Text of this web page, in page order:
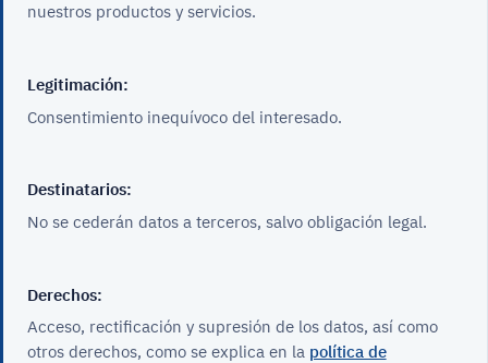
nuestros productos y servicios.
Legitimación:
Consentimiento inequívoco del interesado.
Destinatarios:
No se cederán datos a terceros, salvo obligación legal.
Derechos:
Acceso, rectificación y supresión de los datos, así como
otros derechos, como se explica en la política de